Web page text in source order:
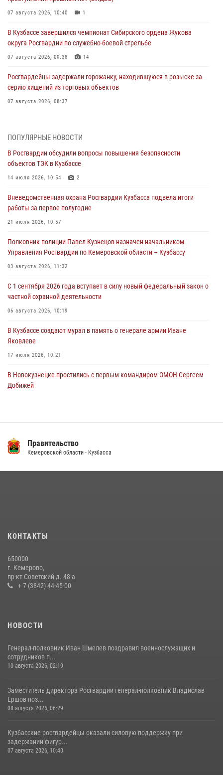
07 августа 2026, 10:40 1
В Кузбассе завершился чемпионат Сибирского ордена Жукова
округа Росгвардии по служебно-боевой стрельбе
07 августа 2026, 09:38 14
Росгвардейцы задержали горожанку, находившуюся в розыске за
серию хищений из торговых объектов
07 августа 2026, 08:37
Росгвардейцы обеспечили безопасность «Поезда Победы» в
Кузбассе
Генерал-полковник Олег Плохой поздравил специалистов
организационно-штатных подразделений Росгвардии с
07 августа 2026, 05:32
С 1 сентября 2026 года вступает в силу новый федеральный закон о
06 августа 2026, 10:19
Росгвардейцы задержали предполагаемого виновника причинения
06 августа 2026, 09:18
ПОПУЛЯРНЫЕ НОВОСТИ
В Росгвардии обсудили вопросы повышения безопасности
объектов ТЭК в Кузбассе
14 июля 2026, 10:54 2
Вневедомственная охрана Росгвардии Кузбасса подвела итоги
работы за первое полугодие
21 июля 2026, 10:57
Полковник полиции Павел Кузнецов назначен начальником
Управления Росгвардии по Кемеровской области – Кузбассу
03 августа 2026, 11:32
С 1 сентября 2026 года вступает в силу новый федеральный закон о
частной охранной деятельности
06 августа 2026, 10:19
В Кузбассе создают мурал в память о генерале армии Иване
Яковлеве
17 июля 2026, 10:21
В Новокузнецке простились с первым командиром ОМОН Сергеем
Добижей
14 июля 2026, 08:52 1
20 июля 2026, 10:54
с покупками
20 июля 2026, 08:52
Правительство
Кемеровской области - Кузбасса
КОНТАКТЫ
650000
г. Кемерово,
пр-кт Советский д. 48 а
+ 7 (3842) 44-45-00
НОВОСТИ
Генерал-полковник Иван Шмелев поздравил военнослужащих и
сотрудников п...
10 августа 2026, 02:19
Заместитель директора Росгвардии генерал-полковник Владислав
Ершов поз...
08 августа 2026, 06:29
Кузбасские росгвардейцы оказали силовую поддержку при
задержании фигур...
07 августа 2026, 10:40